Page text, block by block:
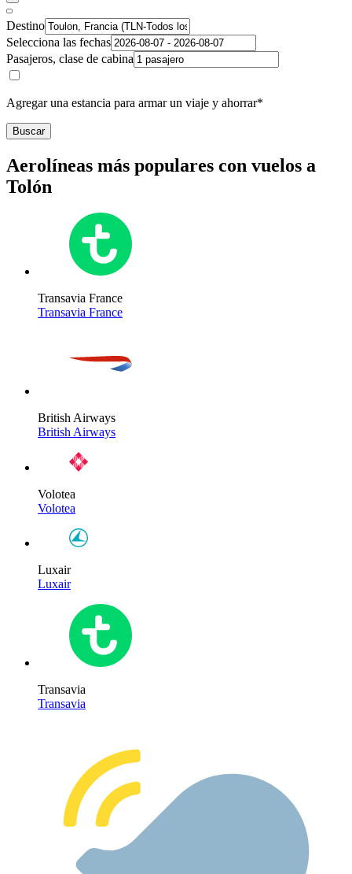
Destino
Selecciona las fechas
Pasajeros, clase de cabina
Agregar una estancia para armar un viaje y ahorrar*
Buscar
Aerolíneas más populares con vuelos a
Tolón
Transavia France
Transavia France
British Airways
British Airways
Volotea
Volotea
Luxair
Luxair
Transavia
Transavia